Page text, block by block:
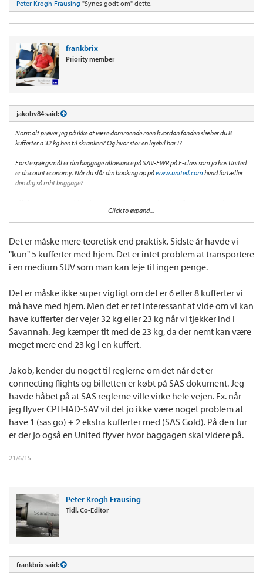
x 23 kg hver.
Peter Krogh Frausing "Synes godt om" dette.
frankbrix
Priority member
jakobv84 said:
Normalt prøver jeg på ikke at være dømmende men hvordan fanden slæber du 8
kufferter a 32 kg hen til skranken? Og hvor stor en lejebil har I?
Første spørgsmål er din baggage allowance på SAV-EWR på E-class som jo hos United
er discount economy. Når du slår din booking op påwww.united.com hvad fortæller
den dig så mht baggage?
skranken honorerer (og det skal du måske slås lidt for...) -- som udgangspunkt op til
32kghttp://www.united.com/CMS/en-US/travel/Pages/BaggageChecked.aspx
Click to expand...
Det er måske mere teoretisk end praktisk. Sidste år havde vi
"kun" 5 kufferter med hjem. Det er intet problem at transportere
i en medium SUV som man kan leje til ingen penge.
Det er måske ikke super vigtigt om det er 6 eller 8 kufferter vi
må have med hjem. Men det er ret interessant at vide om vi kan
have kufferter der vejer 32 kg eller 23 kg når vi tjekker ind i
Savannah. Jeg kæmper tit med de 23 kg, da der nemt kan være
meget mere end 23 kg i en kuffert.
Jakob, kender du noget til reglerne om det når det er
connecting flights og billetten er købt på SAS dokument. Jeg
havde håbet på at SAS reglerne ville virke hele vejen. Fx. når
jeg flyver CPH-IAD-SAV vil det jo ikke være noget problem at
have 1 (sas go) + 2 ekstra kufferter med (SAS Gold). På den tur
er der jo også en United flyver hvor baggagen skal videre på.
21/6/15
Peter Krogh Frausing
Tidl. Co-Editor
frankbrix said: